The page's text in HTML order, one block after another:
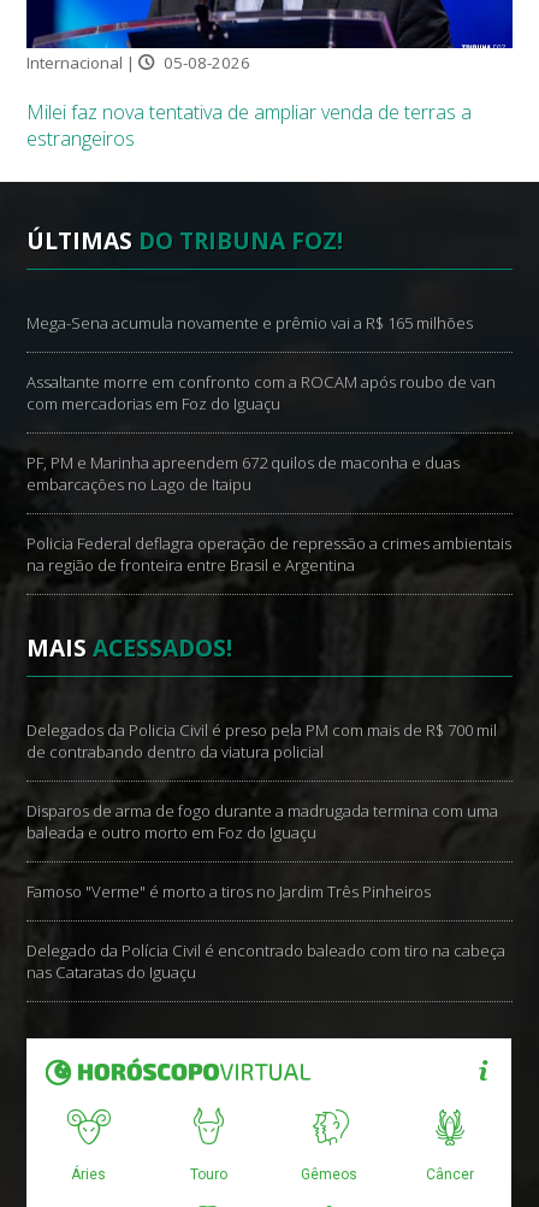
Internacional | 05-08-2026
Milei faz nova tentativa de ampliar venda de terras a
estrangeiros
ÚLTIMAS DO TRIBUNA FOZ!
Mega-Sena acumula novamente e prêmio vai a R$ 165 milhões
Assaltante morre em confronto com a ROCAM após roubo de van
com mercadorias em Foz do Iguaçu
PF, PM e Marinha apreendem 672 quilos de maconha e duas
embarcações no Lago de Itaipu
Policia Federal deflagra operação de repressão a crimes ambientais
na região de fronteira entre Brasil e Argentina
MAISACESSADOS!
Delegados da Policia Civil é preso pela PM com mais de R$ 700 mil
de contrabando dentro da viatura policial
Disparos de arma de fogo durante a madrugada termina com uma
baleada e outro morto em Foz do Iguaçu
Famoso "Verme" é morto a tiros no Jardim Três Pinheiros
Delegado da Polícia Civil é encontrado baleado com tiro na cabeça
nas Cataratas do Iguaçu